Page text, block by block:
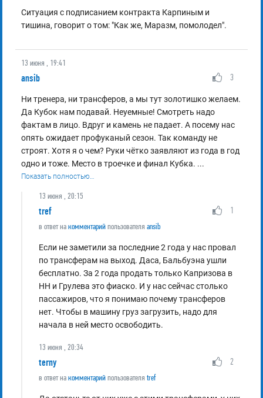
Ситуация с подписанием контракта Карпиным и
тишина, говорит о том: "Как же, Маразм, помолодел".
13 июня , 19:41
ansib 3
Ни тренера, ни трансферов, а мы тут золотишко желаем.
Да Кубок нам подавай. Неуемные! Смотреть надо
фактам в лицо. Вдруг и камень не падает. А посему нас
опять ожидает профуканый сезон. Так команду не
строят. Хотя я о чем? Руки чётко заявляют из года в год
одно и тоже. Место в троечке и финал Кубка. ...
Показать полностью…
13 июня , 20:15
tref 1
в ответ накомментарий пользователяansib
Если не заметили за последние 2 года у нас провал
по трансферам на выход. Даса, Бальбуэна ушли
бесплатно. За 2 года продать только Капризова в
НН и Грулева это фиаско. И у нас сейчас столько
пассажиров, что я понимаю почему трансферов
нет. Чтобы в машину груз загрузить, надо для
начала в ней место освободить.
13 июня , 20:34
terny 2
в ответ накомментарий пользователяtref